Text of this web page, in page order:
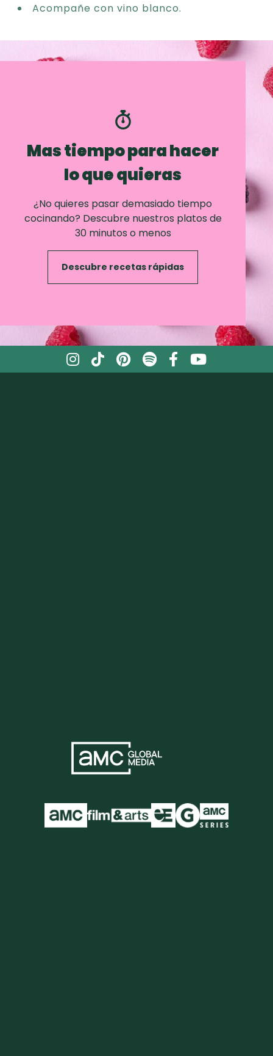
Acompañe con vino blanco.
Mas tiempo para hacer
lo que quieras
¿No quieres pasar demasiado tiempo
cocinando? Descubre nuestros platos de
30 minutos o menos
Descubre recetas rápidas